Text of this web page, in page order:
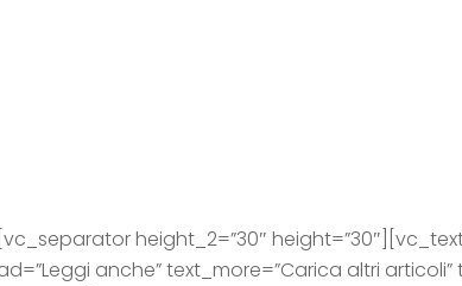
height_2=”30″
anche” text_more=”Carica altri